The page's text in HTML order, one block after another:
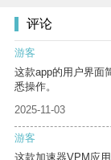
评论
游客
这款app的用户界面
悉操作。
2025-11-03
游客
这款加速器VPM应